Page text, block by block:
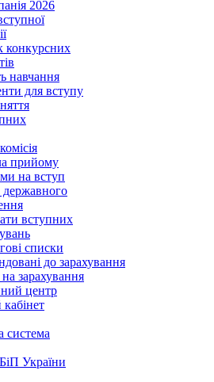
2026
конкурсних
навчання
для вступу
прийому
на вступ
вступних
списки
до зарахування
зарахування
центр
система
України